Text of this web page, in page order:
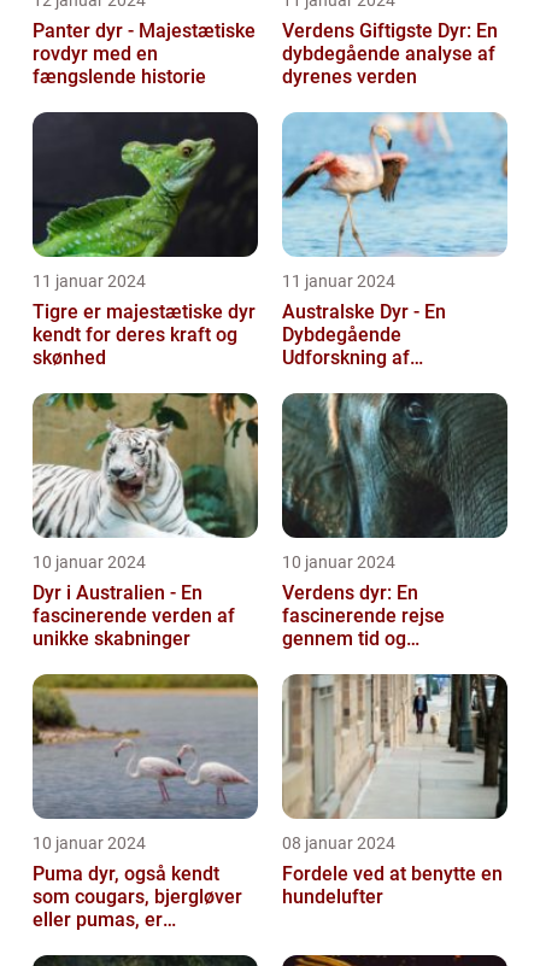
Panter dyr - Majestætiske
rovdyr med en
fængslende historie
Verdens Giftigste Dyr: En
dybdegående analyse af
dyrenes verden
11 januar 2024
Tigre er majestætiske dyr
kendt for deres kraft og
skønhed
11 januar 2024
Australske Dyr - En
Dybdegående
Udforskning af
10 januar 2024
Dyr i Australien - En
fascinerende verden af
unikke skabninger
10 januar 2024
Verdens dyr: En
fascinerende rejse
gennem tid og
10 januar 2024
Puma dyr, også kendt
som cougars, bjergløver
eller pumas, er
08 januar 2024
Fordele ved at benytte en
hundelufter